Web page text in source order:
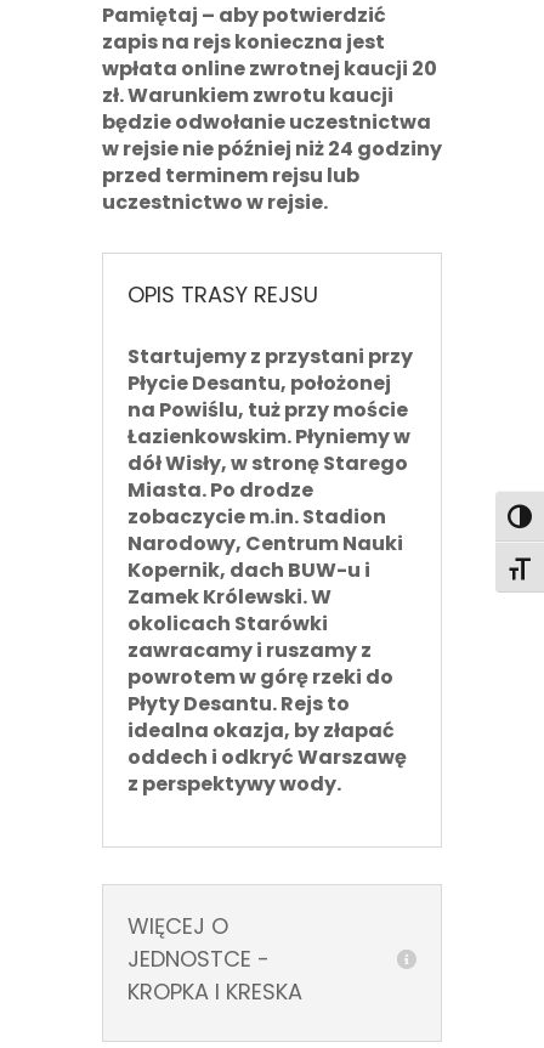
Pamiętaj – aby potwierdzić
zapis na rejs konieczna jest
wpłata online zwrotnej kaucji 20
zł. Warunkiem zwrotu kaucji
będzie odwołanie uczestnictwa
w rejsie nie później niż 24 godziny
przed terminem rejsu lub
uczestnictwo w rejsie.
OPIS TRASY REJSU
Startujemy z przystani przy
Płycie Desantu, położonej
na Powiślu, tuż przy moście
Łazienkowskim. Płyniemyw
dół Wisły, w stronę Starego
Miasta. Po drodze
zobaczycie m.in. Stadion
Narodowy, Centrum Nauki
Kopernik, dach BUW-u i
Zamek Królewski. W
okolicach Starówki
zawracamy i ruszamy z
powrotemw górę rzeki do
Płyty Desantu. Rejs to
idealna okazja, by złapać
oddech i odkryć Warszawę
z perspektywy wody.
WIĘCEJ O
JEDNOSTCE -
KROPKA I KRESKA